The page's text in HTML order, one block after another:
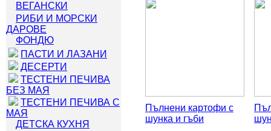
ВЕГАНСКИ
РИБИ И МОРСКИ
ДАРОВЕ
ФОНДЮ
ПАСТИ И ЛАЗАНИ
ДЕСЕРТИ
ТЕСТЕНИ ПЕЧИВА
БЕЗ МАЯ
ТЕСТЕНИ ПЕЧИВА С
МАЯ
ДЕТСКА КУХНЯ
Пълнени картофи с
шунка и гъби